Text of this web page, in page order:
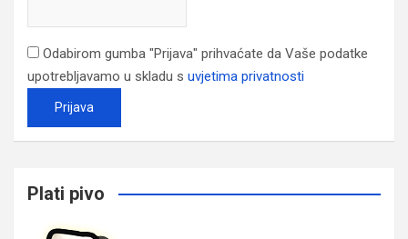
Odabirom gumba "Prijava" prihvaćate da Vaše podatke
upotrebljavamo u skladu s uvjetima privatnosti
Plati pivo